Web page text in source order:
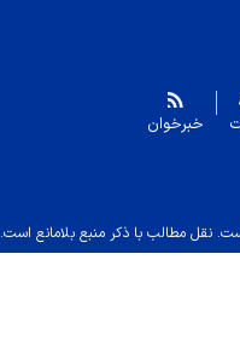
خبرخوان
مطالب با ذکر منبع بلامانع است.